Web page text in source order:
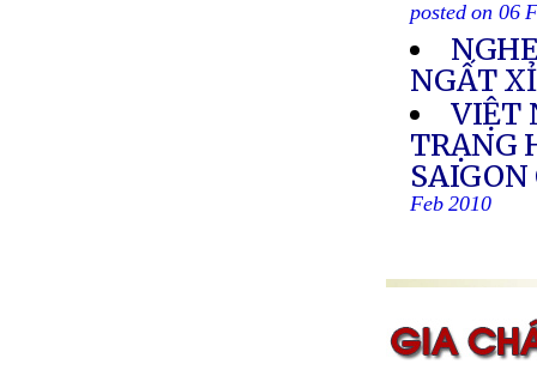
posted on 06
NGẤT
VIỆT
TRẠNG
Feb 2010